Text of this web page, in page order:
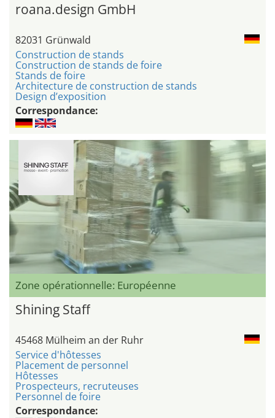
roana.design GmbH
82031 Grünwald
Construction de stands
Construction de stands de foire
Stands de foire
Architecture de construction de stands
Design d’exposition
Correspondance:
Zone opérationnelle: Européenne
Shining Staff
45468 Mülheim an der Ruhr
Service d'hôtesses
Placement de personnel
Hôtesses
Prospecteurs, recruteuses
Personnel de foire
Correspondance: